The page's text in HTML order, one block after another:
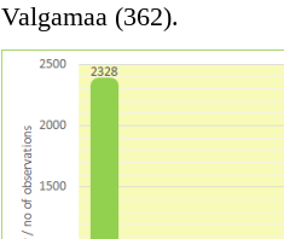
Valgamaa (362).